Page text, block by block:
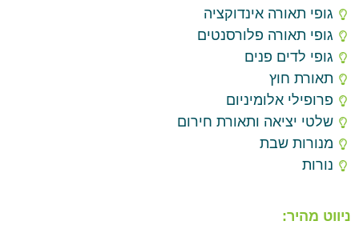
גופי תאורה אינדוקציה
גופי תאורה פלורסנטים
גופי לדים פנים
תאורת חוץ
פרופילי אלומיניום
שלטי יציאה ותאורת חירום
מנורות שבת
נורות
ניווט מהיר: